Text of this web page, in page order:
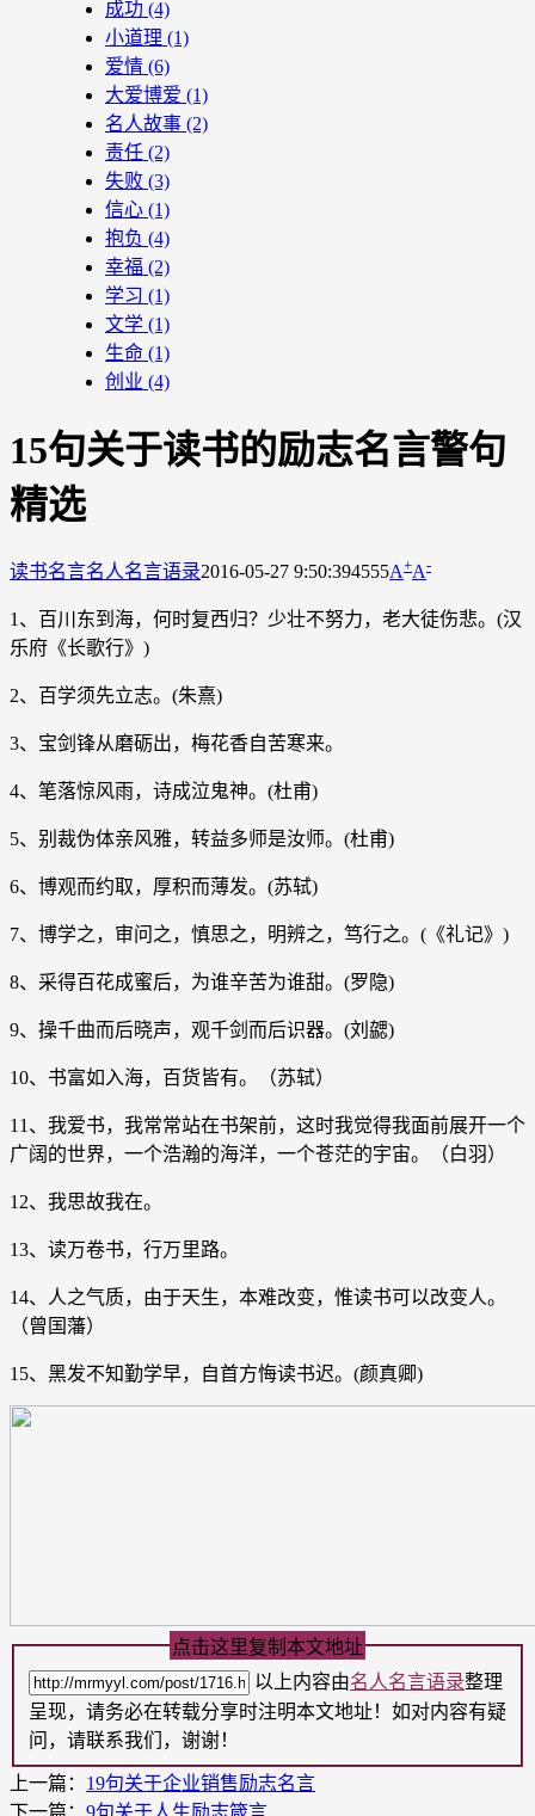
成功 (4)
小道理 (1)
爱情 (6)
大爱博爱 (1)
名人故事 (2)
责任 (2)
失败 (3)
信心 (1)
抱负 (4)
幸福 (2)
学习 (1)
文学 (1)
生命 (1)
创业 (4)
15句关于读书的励志名言警句
精选
读书名言名人名言语录2016-05-27 9:50:394555A+A-
1、百川东到海，何时复西归？少壮不努力，老大徒伤悲。(汉
乐府《长歌行》)
2、百学须先立志。(朱熹)
3、宝剑锋从磨砺出，梅花香自苦寒来。
4、笔落惊风雨，诗成泣鬼神。(杜甫)
5、别裁伪体亲风雅，转益多师是汝师。(杜甫)
6、博观而约取，厚积而薄发。(苏轼)
7、博学之，审问之，慎思之，明辨之，笃行之。(《礼记》)
8、采得百花成蜜后，为谁辛苦为谁甜。(罗隐)
9、操千曲而后晓声，观千剑而后识器。(刘勰)
10、书富如入海，百货皆有。（苏轼）
11、我爱书，我常常站在书架前，这时我觉得我面前展开一个
广阔的世界，一个浩瀚的海洋，一个苍茫的宇宙。（白羽）
12、我思故我在。
13、读万卷书，行万里路。
14、人之气质，由于天生，本难改变，惟读书可以改变人。
（曾国藩）
15、黑发不知勤学早，自首方悔读书迟。(颜真卿)
点击这里复制本文地址
以上内容由名人名言语录整理
呈现，请务必在转载分享时注明本文地址！如对内容有疑
问，请联系我们，谢谢！
上一篇： 19句关于企业销售励志名言